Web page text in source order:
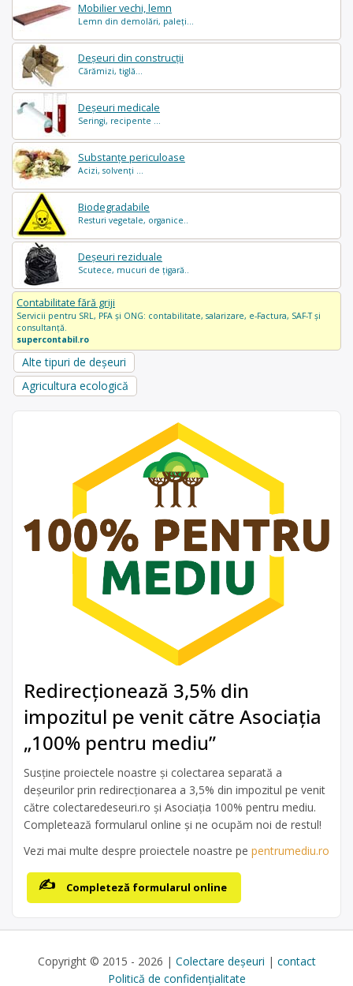
Mobilier vechi, lemn
Lemn din demolări, paleți...
Deșeuri din construcții
Cărămizi, tiglă...
Deșeuri medicale
Seringi, recipente ...
Substanțe periculoase
Acizi, solvenți ...
Biodegradabile
Resturi vegetale, organice..
Deșeuri reziduale
Scutece, mucuri de țigară..
Contabilitate fără griji
Servicii pentru SRL, PFA și ONG: contabilitate, salarizare, e-Factura, SAF-T și
consultanță.
supercontabil.ro
Alte tipuri de deșeuri
Agricultura ecologică
Redirecționează 3,5% din
impozitul pe venit către Asociația
„100% pentru mediu”
Susține proiectele noastre și colectarea separată a
deșeurilor prin redirecționarea a 3,5% din impozitul pe venit
către colectaredeseuri.ro și Asociația 100% pentru mediu.
Completează formularul online și ne ocupăm noi de restul!
Vezi mai multe despre proiectele noastre pe pentrumediu.ro
Completeză formularul online
Copyright © 2015 - 2026 | Colectare deșeuri | contact
Politică de confidențialitate